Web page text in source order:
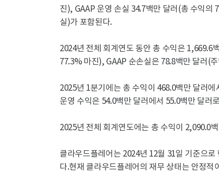
진), GAAP 운영 손실 34.7백만 달러(총 수익의
실)가 포함된다.
2024년 전체 회계연도 동안 총 수익은 1,669.6
77.3% 마진), GAAP 순손실은 78.8백만 달러(
2025년 1분기에는 총 수익이 468.0백만 달러
운영 수익은 54.0백만 달러에서 55.0백만 달러
2025년 전체 회계연도에는 총 수익이 2,090.0
클라우드플레어는 2024년 12월 31일 기준으
다.현재 클라우드플레어의 재무 상태는 안정적